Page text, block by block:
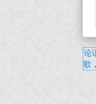
洞
霄
论
歌 ，